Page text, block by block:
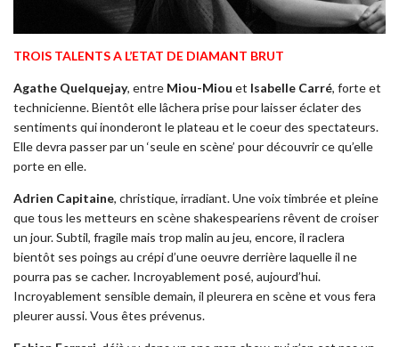
TROIS TALENTS A L’ETAT DE DIAMANT BRUT
Agathe Quelquejay, entre Miou-Miou et Isabelle Carré, forte et
technicienne. Bientôt elle lâchera prise pour laisser éclater des
sentiments qui inonderont le plateau et le coeur des spectateurs.
Elle devra passer par un ‘seule en scène’ pour découvrir ce qu’elle
porte en elle.
Adrien Capitaine, christique, irradiant. Une voix timbrée et pleine
que tous les metteurs en scène shakespeariens rêvent de croiser
un jour. Subtil, fragile mais trop malin au jeu, encore, il raclera
bientôt ses poings au crépi d’une oeuvre derrière laquelle il ne
pourra pas se cacher. Incroyablement posé, aujourd’hui.
Incroyablement sensible demain, il pleurera en scène et vous fera
pleurer aussi. Vous êtes prévenus.